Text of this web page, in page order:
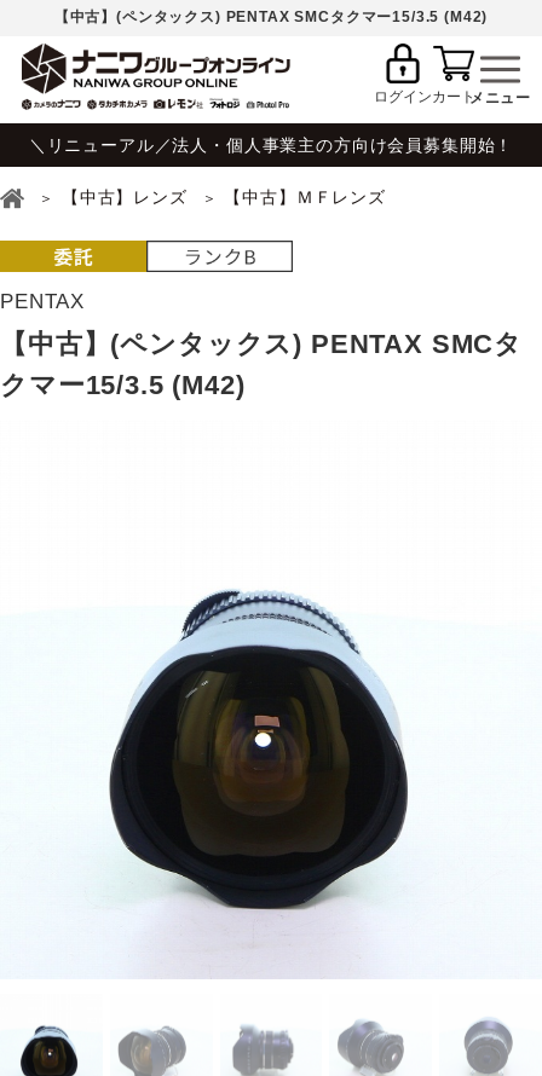
【中古】(ペンタックス) PENTAX SMCタクマー15/3.5 (M42)
ログインカート
＼リニューアル／法人・個人事業主の方向け会員募集開始！
【中古】レンズ 【中古】ＭＦレンズ
PENTAX
【中古】(ペンタックス) PENTAX SMCタ
クマー15/3.5 (M42)